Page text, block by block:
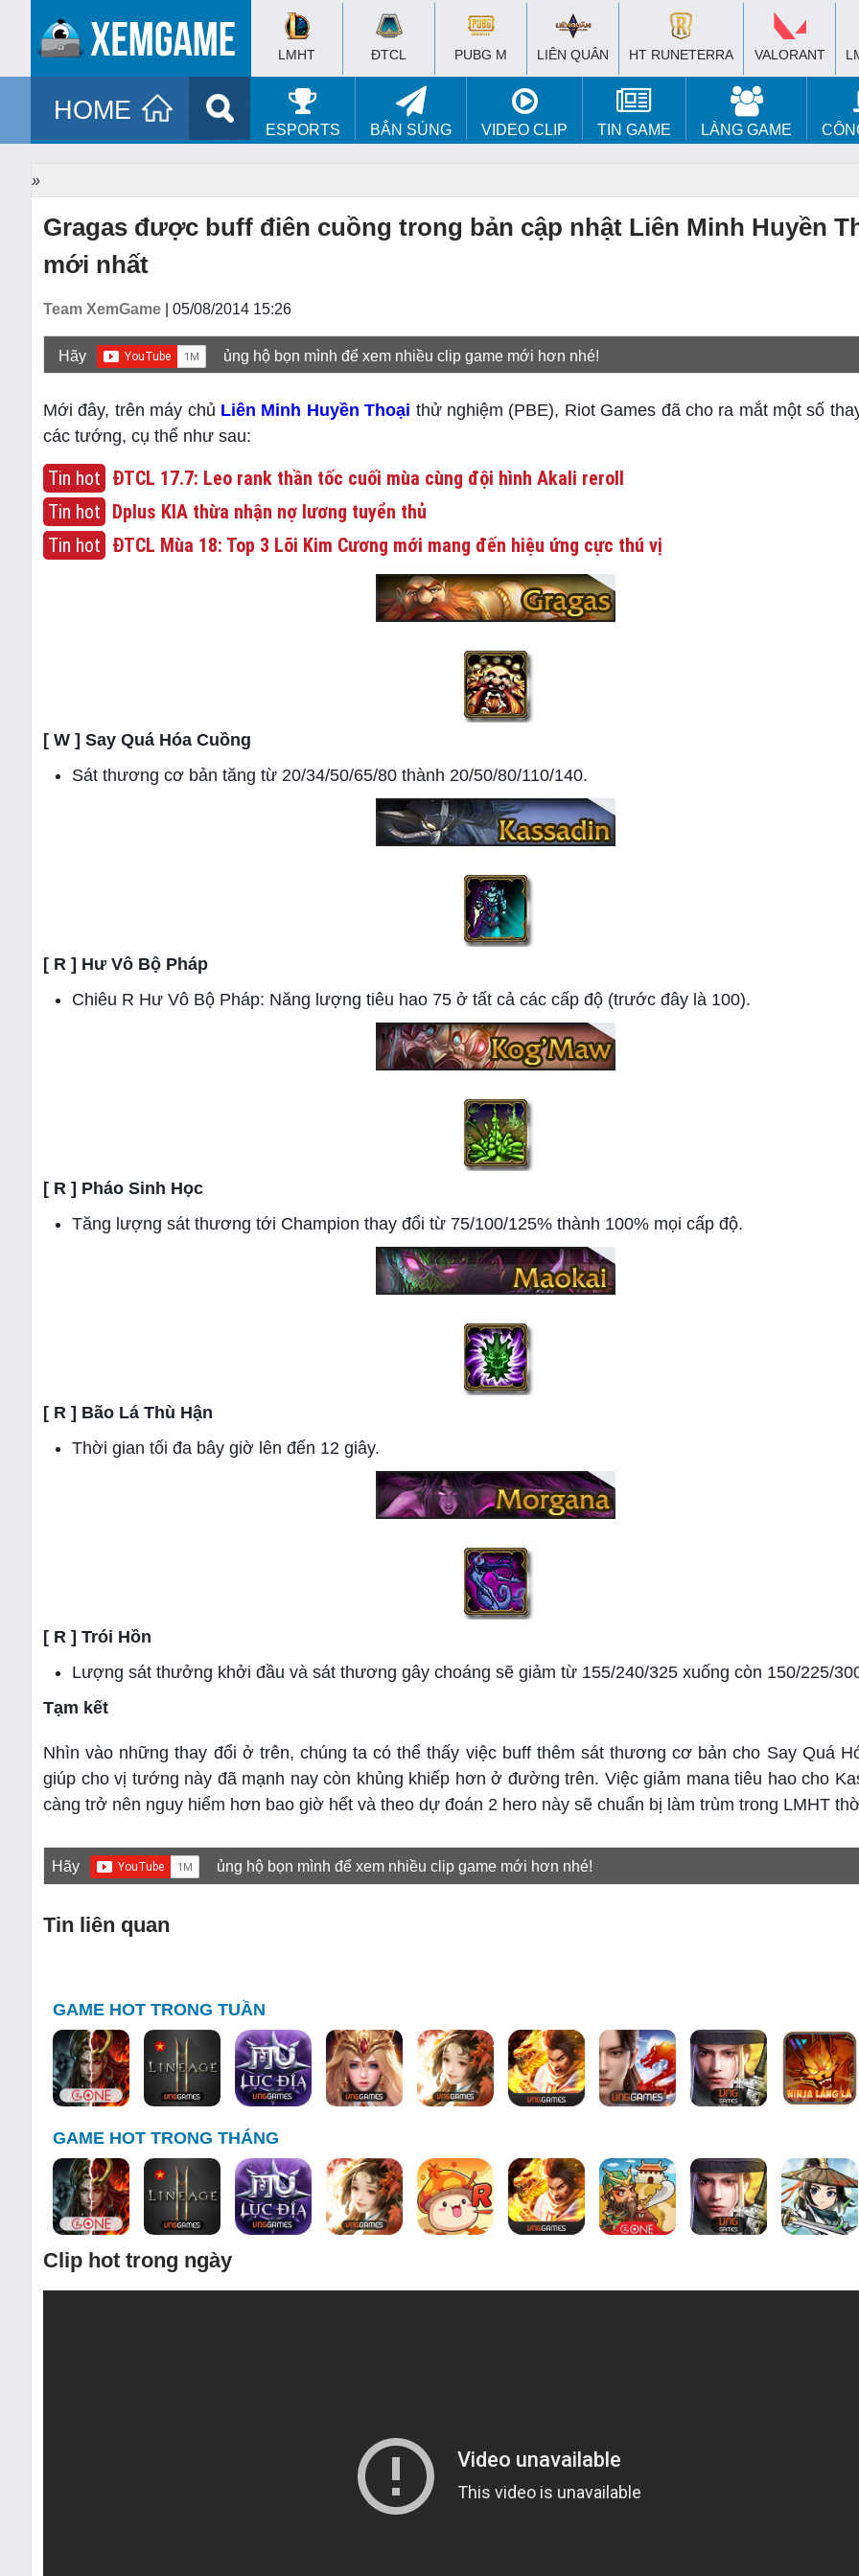
LMHT ĐTCL PUBG M LIÊN QUÂN HT RUNETERRA VALORANT
HOME
ESPORTS BẮN SÚNG VIDEO CLIP TIN GAME LÀNG GAME
»
Gragas được buff điên cuồng trong bản cập nhật Liên Minh Huyền
mới nhất
Team XemGame | 05/08/2014 15:26
Hãy ủng hộ bọn mình để xem nhiều clip game mới hơn nhé!
Mới đây, trên máy chủ Liên Minh Huyền Thoại thử nghiệm (PBE), Riot Games đã cho ra mắt một số
các tướng, cụ thể như sau:
Tin hot ĐTCL 17.7: Leo rank thần tốc cuối mùa cùng đội hình Akali reroll
Tin hot Dplus KIA thừa nhận nợ lương tuyển thủ
Tin hot ĐTCL Mùa 18: Top 3 Lõi Kim Cương mới mang đến hiệu ứng cực thú vị
[ W ] Say Quá Hóa Cuồng
Sát thương cơ bản tăng từ 20/34/50/65/80 thành 20/50/80/110/140.
[ R ] Hư Vô Bộ Pháp
Chiêu R Hư Vô Bộ Pháp: Năng lượng tiêu hao 75 ở tất cả các cấp độ (trước đây là 100).
[ R ] Pháo Sinh Học
Tăng lượng sát thương tới Champion thay đổi từ 75/100/125% thành 100% mọi cấp độ.
[ R ] Bão Lá Thù Hận
Thời gian tối đa bây giờ lên đến 12 giây.
[ R ] Trói Hồn
Lượng sát thưởng khởi đầu và sát thương gây choáng sẽ giảm từ 155/240/325 xuống còn 150/225/
Tạm kết
Nhìn vào những thay đổi ở trên, chúng ta có thể thấy việc buff thêm sát thương cơ bản cho Say Quá
giúp cho vị tướng này đã mạnh nay còn khủng khiếp hơn ở đường trên. Việc giảm mana tiêu hao cho
càng trở nên nguy hiểm hơn bao giờ hết và theo dự đoán 2 hero này sẽ chuẩn bị làm trùm trong LMHT
Hãy ủng hộ bọn mình để xem nhiều clip game mới hơn nhé!
Tin liên quan
GAME HOT TRONG TUẦN
GAME HOT TRONG THÁNG
Clip hot trong ngày